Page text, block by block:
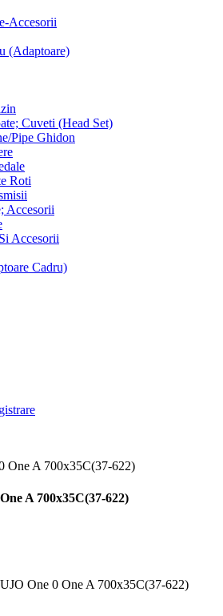
Accesorii
(Adaptoare)
Cuveti (Head Set)
Pipe Ghidon
Roti
Accesorii
Accesorii
Cadru)
A 700x35C(37-622)
One 0 One A 700x35C(37-622)